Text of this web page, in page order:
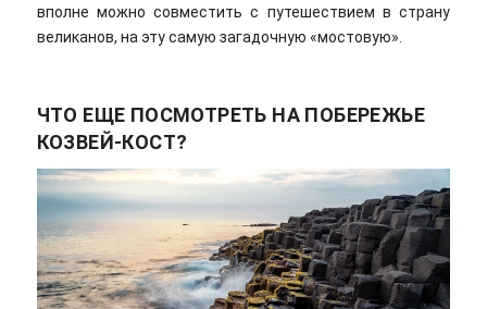
вполне можно совместить с путешествием в страну
великанов, на эту самую загадочную «мостовую».
ЧТО ЕЩЕ ПОСМОТРЕТЬ НА ПОБЕРЕЖЬЕ
КОЗВЕЙ-КОСТ?